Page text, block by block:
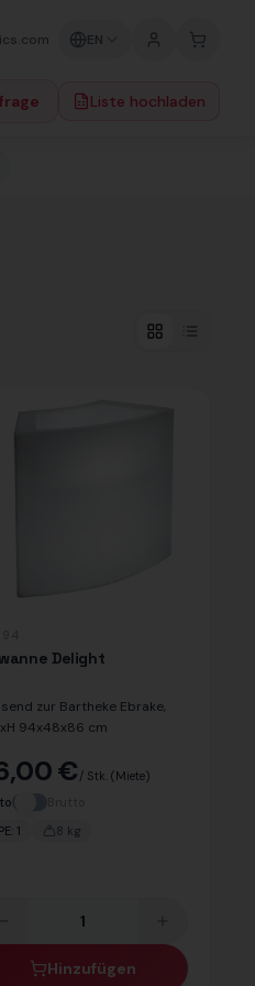
EN
Liste hochladen
Delight
zur Bartheke Ebrake,
94x48x86 cm
€ / Stk. (Miete)
1 8 kg
Hinzufügen